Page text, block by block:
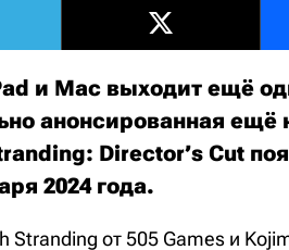
и Mac выходит ещё
анонсированная ещё
Director’s Cut
2024 года.
Stranding от 505 Games и